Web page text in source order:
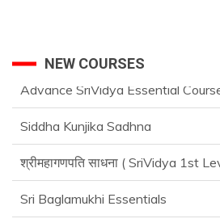
NEW COURSES
Siddha Kunjika Sadhna
श्रीमहागणपति साधना ( SriVidya 1st
Sri Baglamukhi Essentials
श्रीराजमातंगी-साधना